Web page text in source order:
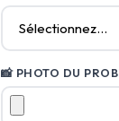
📸 PHOTO DU